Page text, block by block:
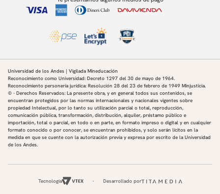
Universidad de los Andes | Vigilada Mineducación
Reconocimiento como Universidad: Decreto 1297 del 30 de mayo de 1964.
Reconocimiento personería jurídica: Resolución 28 del 23 de febrero de 1949 Minjusticia.
© - Derechos Reservados: La presente obra, y en general todos sus contenidos, se
encuentran protegidos por las normas internacionales y nacionales vigentes sobre
propiedad Intelectual, por lo tanto su utilización parcial o total, reproducción,
comunicación pública, transformación, distribución, alquiler, préstamo público e
importación, total o parcial, en todo o en parte, en formato impreso o digital y en cualquier
formato conocido o por conocer, se encuentran prohibidos, y solo serán lícitos en la
medida en que se cuente con la autorización previa y expresa por escrito de la Universidad
de los Andes.
Tecnología Desarrollado por